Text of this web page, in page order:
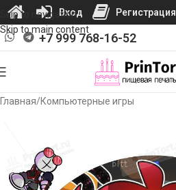
Skip to navigation
Skip to main content
+7 999 768-16-52
Главная/Компьютерные игры
Вход Регистрация